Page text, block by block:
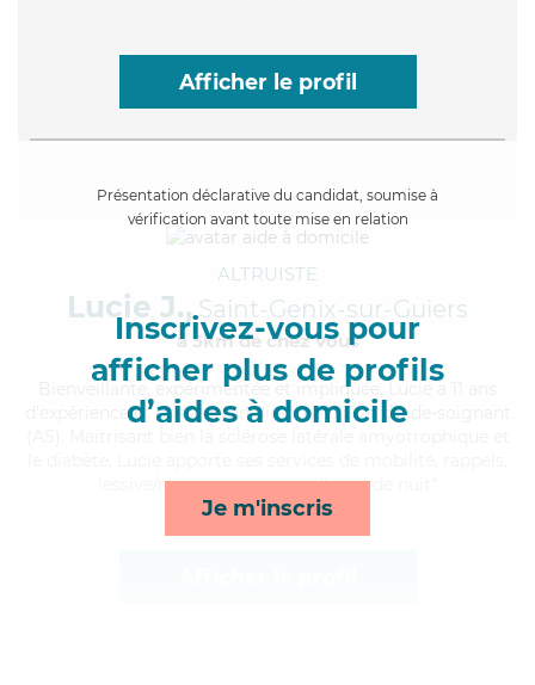
Afficher le profil
Présentation déclarative du candidat, soumise à
vérification avant toute mise en relation
Inscrivez-vous pour
afficher plus de profils
d’aides à domicile
Je m'inscris
ALTRUISTE
Lucie J., Saint-Genix-sur-Guiers
à 5km de chez Vous
, expérimentée et impliquée, Lucie a 11 ans
d'expérience et possède un diplôme d'Etat d'aide-soignant
lessive/repassage et surveillance de nuit*